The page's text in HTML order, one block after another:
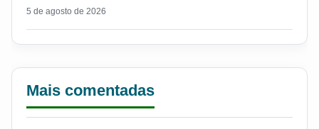
5 de agosto de 2026
Mais comentadas